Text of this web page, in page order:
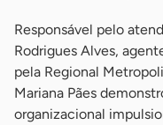
Responsável pelo
Rodrigues Alves,
pela Regional
Mariana Pães
organizacional